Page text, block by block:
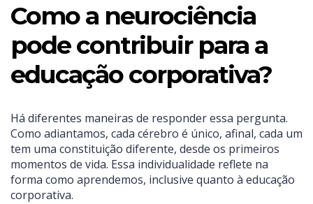
Como a neurociência
pode contribuir para a
educação corporativa?
Há diferentes maneiras de responder essa pergunta.
Como adiantamos, cada cérebro é único, afinal, cada um
tem uma constituição diferente, desde os primeiros
momentos de vida. Essa individualidade reflete na
forma como aprendemos, inclusive quanto à educação
corporativa.